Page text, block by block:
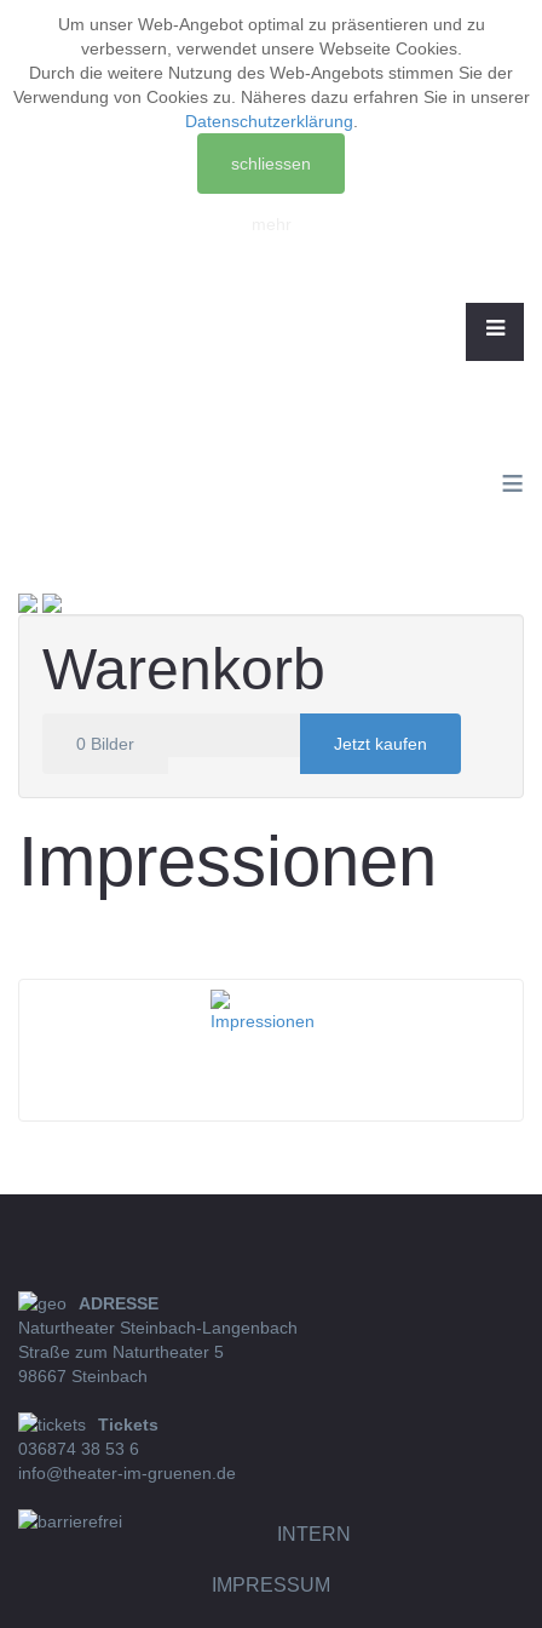
Um unser Web-Angebot optimal zu präsentieren und zu
verbessern, verwendet unsere Webseite Cookies.
Durch die weitere Nutzung des Web-Angebots stimmen Sie der
Verwendung von Cookies zu. Näheres dazu erfahren Sie in unserer
Datenschutzerklärung
schliessen
≡
Warenkorb
0 Bilder Jetzt kaufen
Impressionen
ADRESSE
Naturtheater Steinbach-Langenbach
Straße zum Naturtheater 5
98667 Steinbach
Tickets
036874 38 53 6
info@theater-im-gruenen.de
INTERN
IMPRESSUM